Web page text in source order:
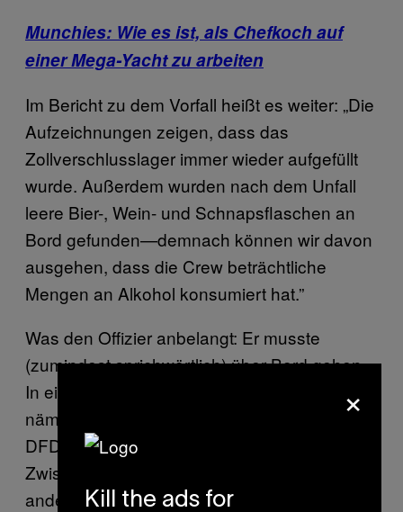
Munchies: Wie es ist, als Chefkoch auf
einer Mega-Yacht zu arbeiten
Im Bericht zu dem Vorfall heißt es weiter: „Die
Aufzeichnungen zeigen, dass das
Zollverschlusslager immer wieder aufgefüllt
wurde. Außerdem wurden nach dem Unfall
leere Bier-, Wein- und Schnapsflaschen an
Bord gefunden—demnach können wir davon
ausgehen, dass die Crew beträchtliche
Mengen an Alkohol konsumiert hat.”
Was den Offizier anbelangt: Er musste
(zumindest sprichwörtlich) über Bord gehen.
In einem weiteren Statement der DFDS steht
nämlich: „Der Offizier ist nicht länger bei
DFDS angestellt. Wir hoffen, dass dieser
Zwischenfall kein schlechtes Licht auf unsere
anderen Offiziere wirft, die zu Recht einen
×
Kill the ads for